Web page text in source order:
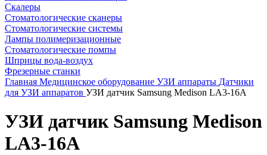
Скалеры
Стоматологические сканеры
Стоматологические системы
Лампы полимеризационные
Стоматологические помпы
Шприцы вода-воздух
Фрезерные станки
Главная Медицинское оборудование УЗИ аппараты Датчики
для УЗИ аппаратов УЗИ датчик Samsung Medison LA3-16A
УЗИ датчик Samsung Medison
LA3-16A